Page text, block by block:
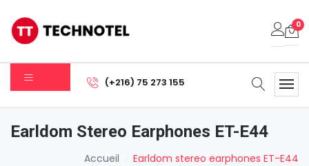
0
Votre panier est vide.
Sous-total: 0.000DT
Voir Le Panier Commander
(+216) 75 273 155
Earldom Stereo Earphones ET-E44
Accueil Earldom stereo earphones ET-E44